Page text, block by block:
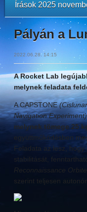
Írások 2025
Pályán a
2022.06.28. 14:15
A Rocket Lab
melynek feladata
A CAPSTONE
Navigation Experiment)
melynek tömege 25
együttműködésben
Feladata az lesz,
stabilitását,
Reconnaissance
szerint teljesen